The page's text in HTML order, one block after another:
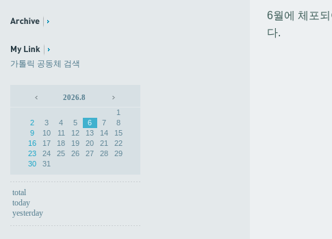
가톨릭 공동체 검색
2026.8
1
2
3 4 5 6 7
8
9
10 11 12 13 14
15
16
17 18 19 20 21
22
23
24 25 26 27 28
29
30
31
total
today
yesterday
6월에 체포
다.